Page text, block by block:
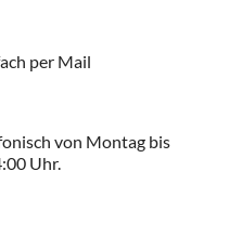
per Mail
von Montag bis
Uhr.